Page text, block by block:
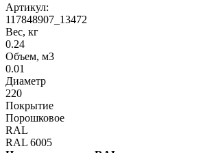
Артикул:
117848907_13472
Вес, кг
0.24
Объем, м3
0.01
Диаметр
220
Покрытие
Порошковое
RAL
RAL 6005